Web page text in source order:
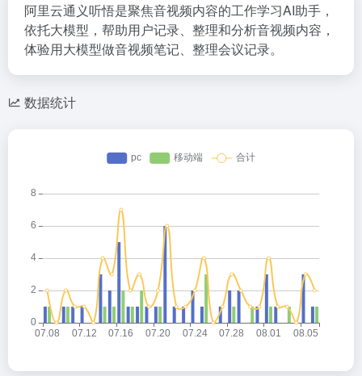
阿里云通义听悟是聚焦音视频内容的工作学习AI助手，
依托大模型，帮助用户记录、整理和分析音视频内容，
体验用大模型做音视频笔记、整理会议记录。
数据统计